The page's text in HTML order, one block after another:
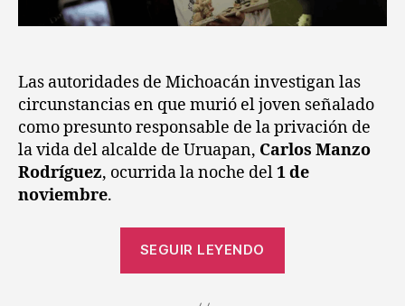
Las autoridades de Michoacán investigan las
circunstancias en que murió el joven señalado
como presunto responsable de la privación de
la vida del alcalde de Uruapan, Carlos Manzo
Rodríguez, ocurrida la noche del1 de
noviembre.
SEGUIR LEYENDO